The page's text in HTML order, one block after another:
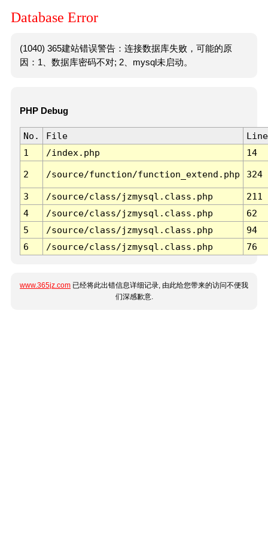
Database Error
(1040) 365建站错误警告：连接数据库失败，可能的原
因：1、数据库密码不对; 2、mysql未启动。
PHP Debug
No. File
Line
1
/index.php 14
2 /source/function/function_extend.php 324
3 /source/class/jzmysql.class.php
211
4
/source/class/jzmysql.class.php
62
5
/source/class/jzmysql.class.php
94
6
/source/class/jzmysql.class.php 76
www.365jz.com 已经将此出错信息详细记录, 由此给您带来的访问不便我
们深感歉意.